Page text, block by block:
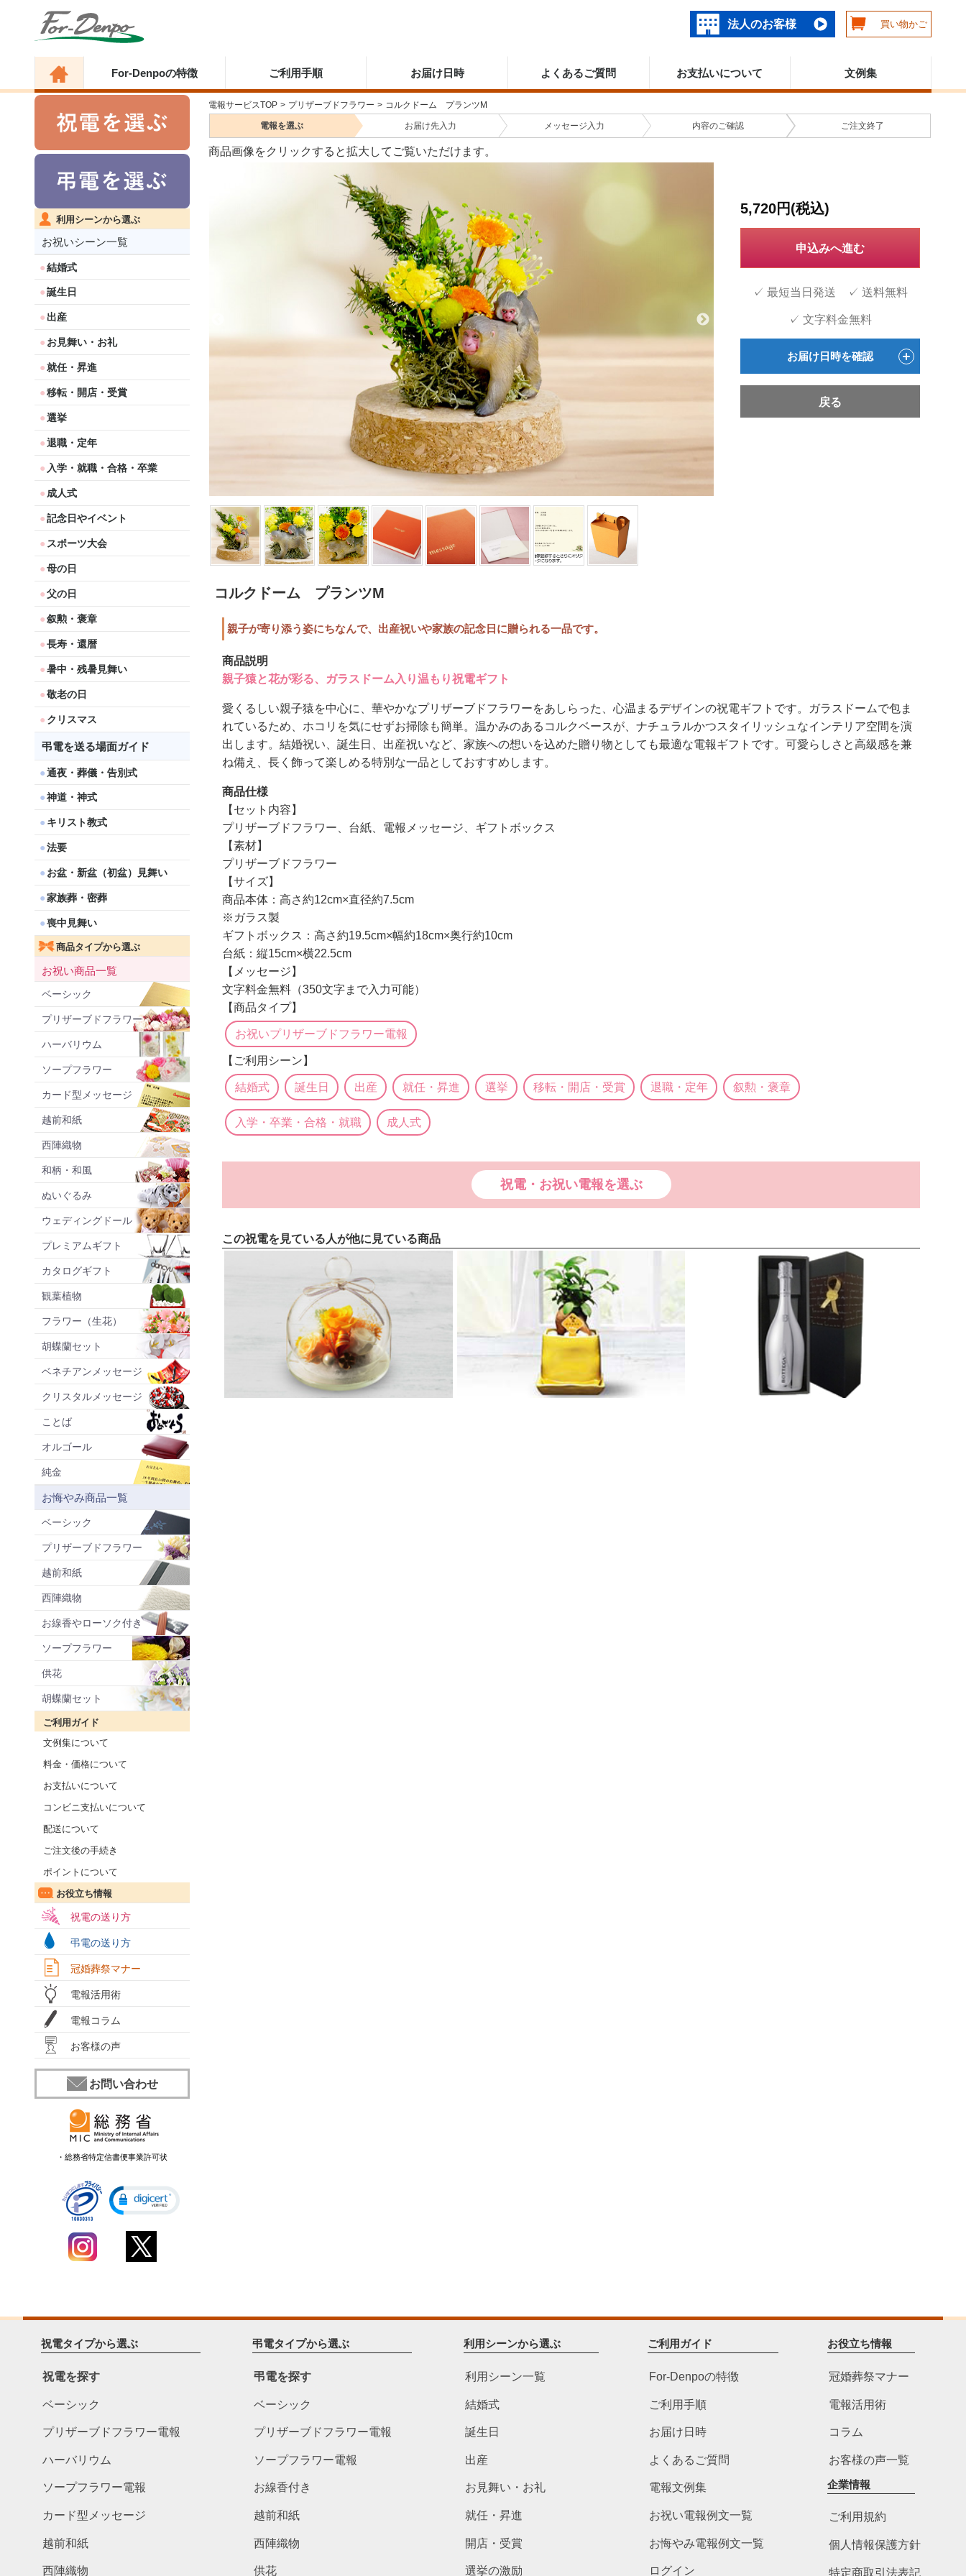
法人のお客様 買い物かご
For-Denpoの特徴 ご利用手順 お届け日時 よくあるご質問 お支払いについて 文例集
利用シーンから選ぶ
お祝いシーン一覧
結婚式
誕生日
出産
お見舞い・お礼
就任・昇進
移転・開店・受賞
選挙
退職・定年
入学・就職・合格・卒業
成人式
記念日やイベント
スポーツ大会
母の日
父の日
叙勲・褒章
長寿・還暦
暑中・残暑見舞い
敬老の日
クリスマス
弔電を送る場面ガイド
通夜・葬儀・告別式
神道・神式
キリスト教式
法要
お盆・新盆（初盆）見舞い
家族葬・密葬
喪中見舞い
商品タイプから選ぶ
お祝い商品一覧
ベーシック
プリザーブドフラワー
ハーバリウム
ソープフラワー
カード型メッセージ
越前和紙
西陣織物
和柄・和風
ぬいぐるみ
ウェディングドール
プレミアムギフト
カタログギフト
観葉植物
フラワー（生花）
胡蝶蘭セット
ベネチアンメッセージ
クリスタルメッセージ
ことば
オルゴール
純金
お悔やみ商品一覧
ベーシック
プリザーブドフラワー
越前和紙
西陣織物
お線香やローソク付き
ソープフラワー
供花
胡蝶蘭セット
ご利用ガイド
文例集について
料金・価格について
お支払いについて
コンビニ支払いについて
配送について
ご注文後の手続き
ポイントについて
お役立ち情報
祝電の送り方
弔電の送り方
冠婚葬祭マナー
電報活用術
電報コラム
お客様の声
お問い合わせ
・総務省特定信書便事業許可状
電報サービスTOP > プリザーブドフラワー > コルクドーム プランツM
電報を選ぶ お届け先入力 メッセージ 入力 内容の ご確認 ご注文終了
商品画像をクリックすると拡大してご覧いただけます。
コルクドーム プランツM
親子が寄り添う姿にちなんで、出産祝いや家族の記念日に贈られる一品です。
商品説明
親子猿と花が彩る、ガラスドーム入り温もり祝電ギフト
愛くるしい親子猿を中心に、華やかなプリザーブドフラワーをあしらった、心温まるデザインの祝電ギフトです。ガラスドームで包ま
れているため、ホコリを気にせずお掃除も簡単。温かみのあるコルクベースが、ナチュラルかつスタイリッシュなインテリア空間を演
出します。結婚祝い、誕生日、出産祝いなど、家族への想いを込めた贈り物としても最適な電報ギフトです。可愛らしさと高級感を兼
ね備え、長く飾って楽しめる特別な一品としておすすめします。
商品仕様
【セット内容】
プリザーブドフラワー、台紙、電報メッセージ、ギフトボックス
【素材】
プリザーブドフラワー
【サイズ】
商品本体：高さ約12cm×直径約7.5cm
※ガラス製
ギフトボックス：高さ約19.5cm×幅約18cm×奥行約10cm
台紙：縦15cm×横22.5cm
【メッセージ】
文字料金無料（350文字まで入力可能）
【商品タイプ】
お祝いプリザーブドフラワー電報
【ご利用シーン】
結婚式 誕生日 出産 就任・昇進 選挙 移転・開店・受賞 退職・定年 叙勲・褒章
入学・卒業・合格・就職 成人式
祝電・お祝い電報を選ぶ
この祝電を見ている人が他に見ている商品
5,720円(税込)
申込みへ進む
✓ 最短当日発送 ✓ 送料無料
✓ 文字料金無料
お届け日時を確認
戻る
祝電タイプから選ぶ
祝電を探す
ベーシック
プリザーブドフラワー電報
ハーバリウム
ソープフラワー電報
カード型メッセージ
越前和紙
西陣織物
弔電タイプから選ぶ
弔電を探す
ベーシック
プリザーブドフラワー電報
ソープフラワー電報
お線香付き
越前和紙
西陣織物
供花
利用シーンから選ぶ
利用シーン一覧
結婚式
誕生日
出産
お見舞い・お礼
就任・昇進
開店・受賞
選挙の激励
ご利用ガイド
For-Denpoの特徴
ご利用手順
お届け日時
よくあるご質問
電報文例集
お祝い電報例文一覧
お悔やみ電報例文一覧
ログイン
お役立ち情報
冠婚葬祭マナー
電報活用術
コラム
お客様の声一覧
企業情報
ご利用規約
個人情報保護方針
特定商取引法表記